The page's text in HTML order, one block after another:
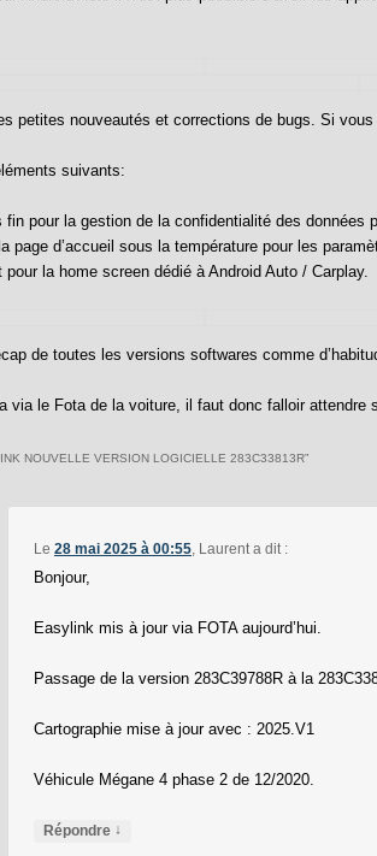
petites nouveautés et corrections de bugs. Si
suivants:
fin pour la gestion de la confidentialité des données
page d’accueil sous la température pour les
pour la home screen dédié à Android Auto / Carplay.
de toutes les versions softwares comme
via le Fota de la voiture, il faut donc falloir attendre
NOUVELLE VERSION LOGICIELLE 283C33813R”
Le 28 mai 2025 à 00:55, Laurent a dit :
Bonjour,
Easylink mis à jour via FOTA aujourd’hui.
Passage de la version 283C39788R à la
Cartographie mise à jour avec : 2025.V1
Véhicule Mégane 4 phase 2 de 12/2020.
Répondre ↓